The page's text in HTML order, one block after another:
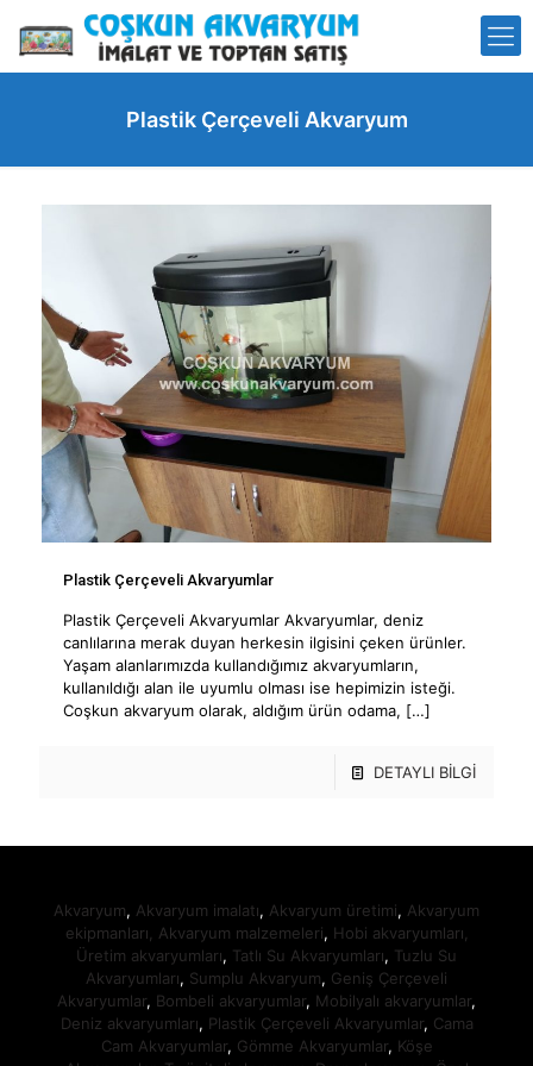
Plastik Çerçeveli Akvaryum
Plastik Çerçeveli Akvaryumlar
Plastik Çerçeveli Akvaryumlar Akvaryumlar, deniz
canlılarına merak duyan herkesin ilgisini çeken ürünler.
Yaşam alanlarımızda kullandığımız akvaryumların,
kullanıldığı alan ile uyumlu olması ise hepimizin isteği.
Coşkun akvaryum olarak, aldığım ürün odama, […]
DETAYLI BİLGİ
Akvaryum, Akvaryum imalatı, Akvaryum üretimi, Akvaryum
ekipmanları,
Akvaryum malzemeleri, Hobi akvaryumları,
Üretim akvaryumları, Tatlı Su Akvaryumları, Tuzlu Su
Akvaryumları, Sumplu Akvaryum, Geniş Çerçeveli
Akvaryumlar, Bombeli akvaryumlar, Mobilyalı akvaryumlar,
Deniz akvaryumları, Plastik Çerçeveli Akvaryumlar, Cama
Cam Akvaryumlar, Gömme Akvaryumlar, Köşe